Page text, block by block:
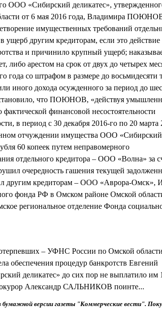
ООО «Сибирский деликатес»,
от 6 мая 2016 года, Владимира
имущественных требований
ущерб другим кредиторам, если это действие
и причинило крупный ущерб;
либо арестом на срок от двух до четырех
года со штрафом в размере до восьмидесяти
иного дохода осужденного за период до
что ПОЮНОВ, «действуя
фактической финансовой несостоятельности
в период с 30 декабря 2016-го по 20 марта
отчуждении имущества ООО «Сибирский
60 копеек путем неправомерного
отдельного кредитора – ООО «Волна» за
очередность гашения текущей
другим кредиторам – ООО «Аврора-Омск»,
фонда РФ в Омском районе Омской
региональное отделение Фонда
– УФНС России по Омской области
обеспечения процедур банкротств Евгений
деликатес» до сих пор не выплатило им
Александр САЛЬНИКОВ поинте...
версии газеты "Коммерческие вести".